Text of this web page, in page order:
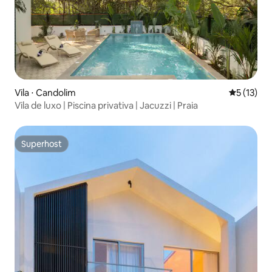
Vila ⋅ Candolim 5 de uma
5 (13)
Vila de luxo | Piscina privativa | Jacuzzi | Praia
Superhost
Superhost